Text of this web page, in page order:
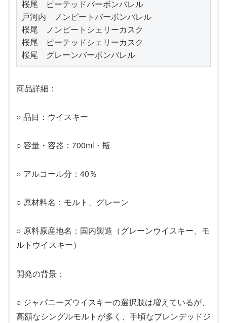
桜尾　ピーテッドバーボンバレル
戸河内　ノンピートバーボンバレル
桜尾　ノンピートシェリーカスク
桜尾　ピーテッドシェリーカスク
桜尾　グレーンバーボンバレル
商品詳細：
○ 品目：ウイスキー
○ 容量・容器：700ml・瓶
○ アルコール分：40％
○ 原材料名：モルト、グレーン
○ 原料原産地名：国内製造（グレーンウイスキー、モ
ルトウイスキー）
開発の背景：
○ ジャパニーズウイスキーの選択肢は増えているが、
高額なシングルモルトが多く、手頃なブレンデッドジ